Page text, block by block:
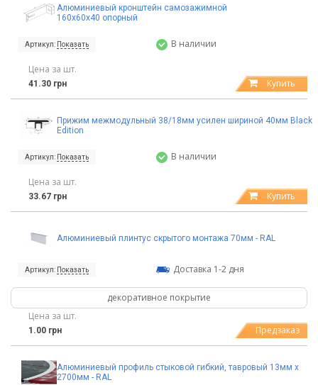
Алюминиевый кронштейн самозажимной
160х60х40 опорный
Артикул: Показать В наличии
Цена за шт.
41.30 грн Купить
Прижим межмодульный 38/18мм усилен шириной 40мм Black
Edition
Артикул: Показать В наличии
Цена за шт.
33.67 грн Купить
Алюминиевый плинтус скрытого монтажа 70мм - RAL
Артикул: Показать Доставка 1-2 дня
декоративное покрытие
Цена за шт.
1.00 грн Предзаказ
Алюминиевый профиль стыковой гибкий, тавровый 13мм х
2700мм - RAL